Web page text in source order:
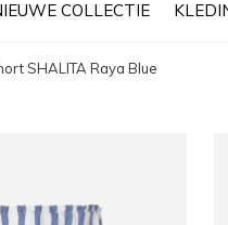
COLLECTIE
SHALITA Raya Blue